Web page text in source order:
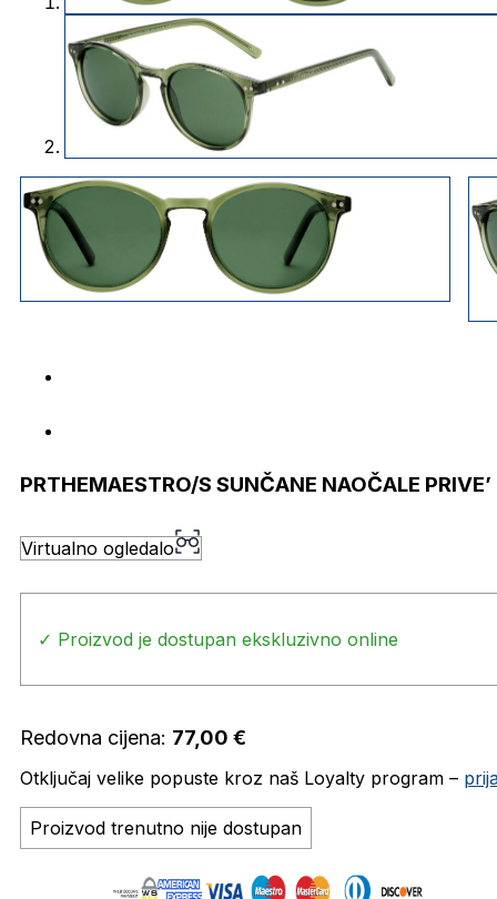
PRTHEMAESTRO/S SUNČANE NAOČALE
Virtualno ogledalo
✓ Proizvod je dostupan ekskluzivno online
Redovna cijena: 77,00 €
Otključaj velike popuste kroz naš Loyalty program –
Proizvod trenutno nije dostupan